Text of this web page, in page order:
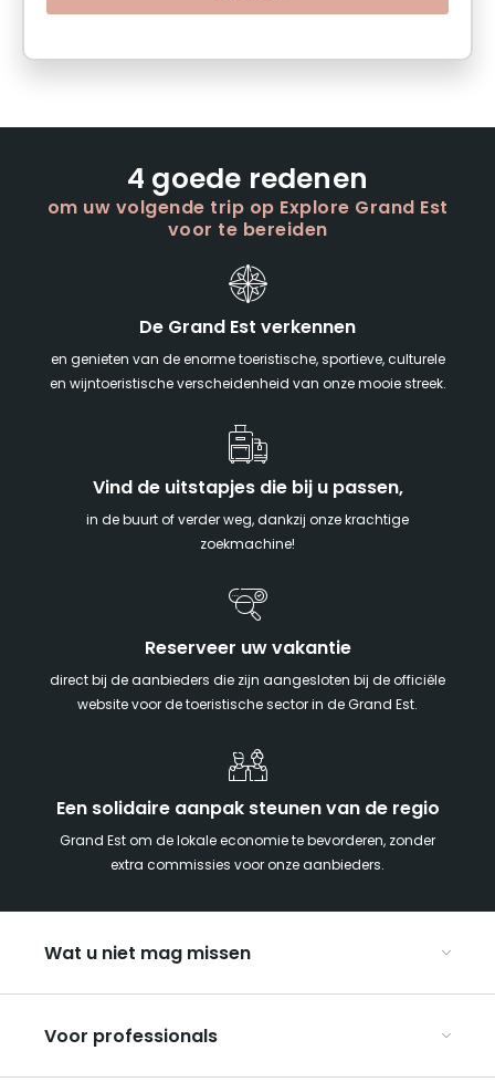
4 goede redenen
om uw volgende trip op Explore Grand Est
voor te bereiden
De Grand Est verkennen
en genieten van de enorme toeristische, sportieve, culturele
en wijntoeristische verscheidenheid van onze mooie streek.
Vind de uitstapjes die bij u passen,
in de buurt of verder weg, dankzij onze krachtige
zoekmachine!
Reserveer uw vakantie
direct bij de aanbieders die zijn aangesloten bij de officiële
website voor de toeristische sector in de Grand Est.
Een solidaire aanpak steunen van de regio
Grand Est om de lokale economie te bevorderen, zonder
extra commissies voor onze aanbieders.
Wat u niet mag missen
Met z’n tweeën
Kerst in Oost-Frankrijk
Voor professionals